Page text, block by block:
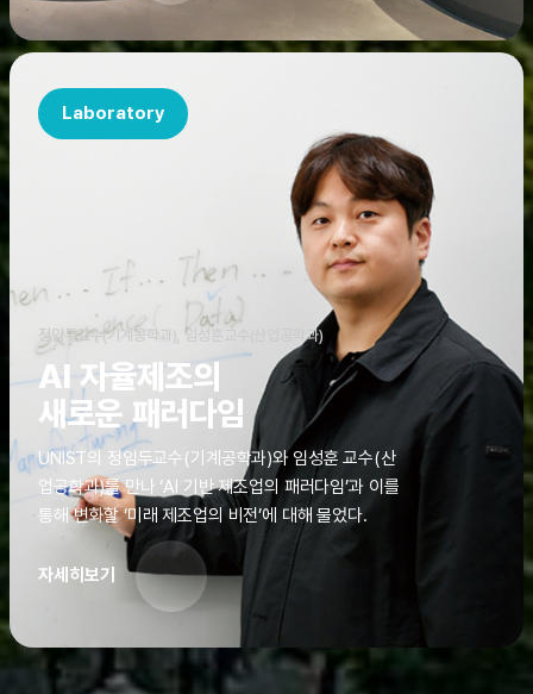
STORE)’라는 이름으로 지난해 11월 문을 열었다.
Laboratory
정임두교수(기계공학과), 임성훈교수(산업공학과)
AI 자율제조의
새로운 패러다임
UNIST의 정임두교수(기계공학과)와 임성훈 교수(산
업공학과)를 만나 ‘AI 기반 제조업의 패러다임’과 이를
통해 변화할 ‘미래 제조업의 비전’에 대해 물었다.
자세히보기